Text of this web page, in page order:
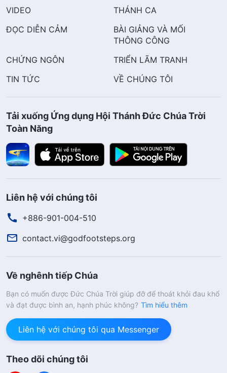
VIDEO
THÁNH CA
ĐỌC DIỄN CẢM
BÀI GIẢNG VÀ MỐI
THÔNG CÔNG
CHỨNG NGÔN
TRIỂN LÃM TRANH
TIN TỨC
VỀ CHÚNG TÔI
Tải xuống Ứng dụng Hội Thánh Đức Chúa Trời
Toàn Năng
Liên hệ với chúng tôi
+886-901-004-510
contact.vi@godfootsteps.org
Về nghênh tiếp Chúa
Bạn có muốn được Đức Chúa Trời giúp đỡ để thoát khỏi đau khổ
và đạt được bình an, hạnh phúc không? Tìm hiểu thêm
Liên hệ với chúng tôi qua Messenger
Theo dõi chúng tôi